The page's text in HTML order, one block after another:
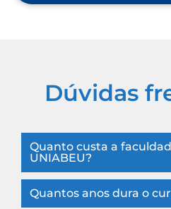
Dúvidas
Quanto custa a
UNIABEU?
Quantos anos dura o